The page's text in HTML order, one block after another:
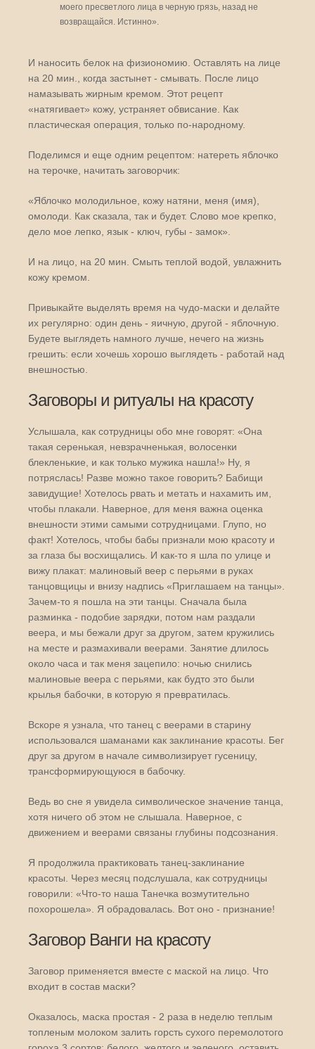
моего пресветлого лица в черную грязь, назад не
возвращайся. Истинно».
И наносить белок на физиономию. Оставлять на лице
на 20 мин., когда застынет - смывать. После лицо
намазывать жирным кремом. Этот рецепт
«натягивает» кожу, устраняет обвисание. Как
пластическая операция, только по-народному.
Поделимся и еще одним рецептом: натереть яблочко
на терочке, начитать заговорчик:
«Яблочко молодильное, кожу натяни, меня (имя),
омолоди. Как сказала, так и будет. Слово мое крепко,
дело мое лепко, язык - ключ, губы - замок».
И на лицо, на 20 мин. Смыть теплой водой, увлажнить
кожу кремом.
Привыкайте выделять время на чудо-маски и делайте
их регулярно: один день - яичную, другой - яблочную.
Будете выглядеть намного лучше, нечего на жизнь
грешить: если хочешь хорошо выглядеть - работай над
внешностью.
Заговоры и ритуалы на красоту
Услышала, как сотрудницы обо мне говорят: «Она
такая серенькая, невзрачненькая, волосенки
блекленькие, и как только мужика нашла!» Ну, я
потряслась! Разве можно такое говорить? Бабищи
завидущие! Хотелось рвать и метать и нахамить им,
чтобы плакали. Наверное, для меня важна оценка
внешности этими самыми сотрудницами. Глупо, но
факт! Хотелось, чтобы бабы признали мою красоту и
за глаза бы восхищались. И как-то я шла по улице и
вижу плакат: малиновый веер с перьями в руках
танцовщицы и внизу надпись «Приглашаем на танцы».
Зачем-то я пошла на эти танцы. Сначала была
разминка - подобие зарядки, потом нам раздали
веера, и мы бежали друг за другом, затем кружились
на месте и размахивали веерами. Занятие длилось
около часа и так меня зацепило: ночью снились
малиновые веера с перьями, как будто это были
крылья бабочки, в которую я превратилась.
Вскоре я узнала, что танец с веерами в старину
использовался шаманами как заклинание красоты. Бег
друг за другом в начале символизирует гусеницу,
трансформирующуюся в бабочку.
Ведь во сне я увидела символическое значение танца,
хотя ничего об этом не слышала. Наверное, с
движением и веерами связаны глубины подсознания.
Я продолжила практиковать танец-заклинание
красоты. Через месяц подслушала, как сотрудницы
говорили: «Что-то наша Танечка возмутительно
похорошела». Я обрадовалась. Вот оно - признание!
Заговор Ванги на красоту
Заговор применяется вместе с маской на лицо. Что
входит в состав маски?
Оказалось, маска простая - 2 раза в неделю теплым
топленым молоком залить горсть сухого перемолотого